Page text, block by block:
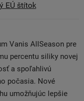
EÚ štítok
Vanis AllSeason pre
percentu siliky novej
a spoľahlivú
počasia. Nové
umožňujúc lepšie